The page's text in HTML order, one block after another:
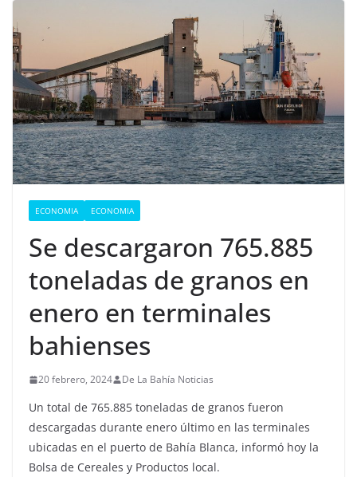
ECONOMIA ECONOMIA
Se descargaron 765.885
toneladas de granos en
enero en terminales
bahienses
20 febrero, 2024 De La Bahía Noticias
Un total de 765.885 toneladas de granos fueron
descargadas durante enero último en las terminales
ubicadas en el puerto de Bahía Blanca, informó hoy la
Bolsa de Cereales y Productos local.